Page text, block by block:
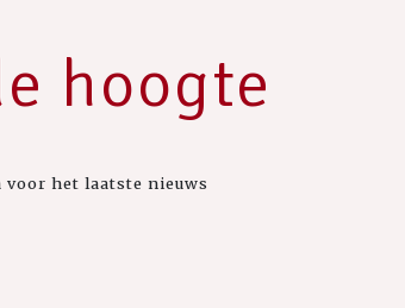
hoogte
voor het laatste nieuws